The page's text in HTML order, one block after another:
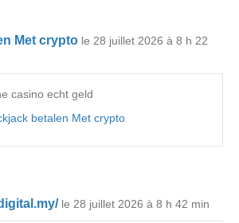
Met crypto le 28 juillet 2026 à 8 h 22
casino echt geld
betalen Met crypto
le 28 juillet 2026 à 8 h 42 min